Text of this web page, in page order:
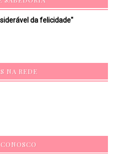
da felicidade"
NA REDE